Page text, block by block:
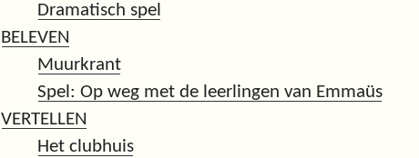
Dramatisch spel
BELEVEN
Muurkrant
Spel: Op weg met de leerlingen van Emmaüs
VERTELLEN
Het clubhuis